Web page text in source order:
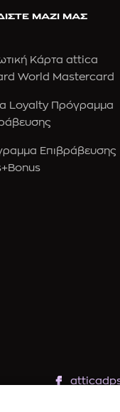
ΜΑΖΙ ΜΑΣ
Κάρτα attica
World Mastercard
Loyalty Πρόγραμμα
Επιβράβευσης